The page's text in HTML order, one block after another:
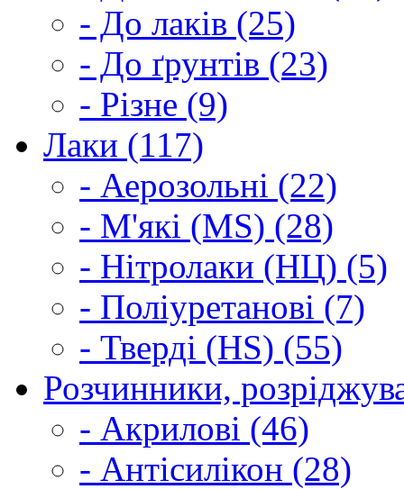
- До лаків (25)
- До ґрунтів (23)
- Різне (9)
Лаки (117)
- Аерозольні (22)
- М'які (MS) (28)
- Нітролаки (НЦ) (5)
- Поліуретанові (7)
- Тверді (HS) (55)
Розчинники,
- Акрилові (46)
- Антісилікон (28)